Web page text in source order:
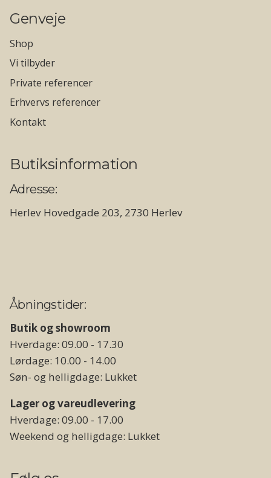
Genveje
Shop
Vi tilbyder
Private referencer
Erhvervs referencer
Kontakt
Butiksinformation
Adresse:
Herlev Hovedgade 203, 2730 Herlev
Åbningstider:
Butik og showroom
Hverdage: 09.00 - 17.30
Lørdage: 10.00 - 14.00
Søn- og helligdage: Lukket
Lager og vareudlevering
Hverdage: 09.00 - 17.00
Weekend og helligdage: Lukket